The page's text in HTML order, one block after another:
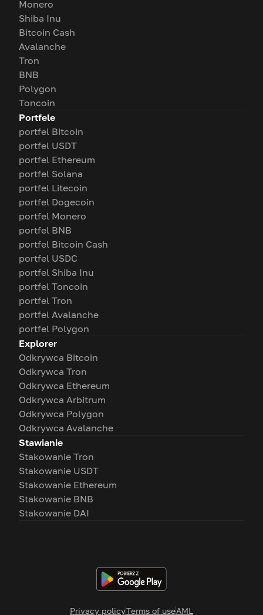
Privacy policyTerms of useAML
Monero
Shiba Inu
Bitcoin Cash
Avalanche
Tron
BNB
Polygon
Toncoin
Portfele
portfel Bitcoin
portfel USDT
portfel Ethereum
portfel Solana
portfel Litecoin
portfel Dogecoin
portfel Monero
portfel BNB
portfel Bitcoin Cash
portfel USDC
portfel Shiba Inu
portfel Toncoin
portfel Tron
portfel Avalanche
portfel Polygon
Explorer
Odkrywca Bitcoin
Odkrywca Tron
Odkrywca Ethereum
Odkrywca Arbitrum
Odkrywca Polygon
Odkrywca Avalanche
Stawianie
Stakowanie Tron
Stakowanie USDT
Stakowanie Ethereum
Stakowanie BNB
Stakowanie DAI